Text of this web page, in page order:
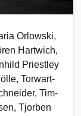
Orlowski,
Hartwich,
Priestley
Torwart-
Tim-
Tjorben